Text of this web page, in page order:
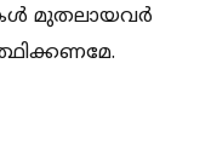
മുതലായവര്‍